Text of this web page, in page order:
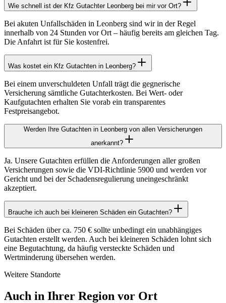
Wie schnell ist der Kfz Gutachter Leonberg bei mir vor Ort?
Bei akuten Unfallschäden in Leonberg sind wir in der Regel
innerhalb von 24 Stunden vor Ort – häufig bereits am gleichen Tag.
Die Anfahrt ist für Sie kostenfrei.
Was kostet ein Kfz Gutachten in Leonberg?
Bei einem unverschuldeten Unfall trägt die gegnerische
Versicherung sämtliche Gutachterkosten. Bei Wert- oder
Kaufgutachten erhalten Sie vorab ein transparentes
Festpreisangebot.
Werden Ihre Gutachten in Leonberg von allen Versicherungen
anerkannt?
Ja. Unsere Gutachten erfüllen die Anforderungen aller großen
Versicherungen sowie die VDI-Richtlinie 5900 und werden vor
Gericht und bei der Schadensregulierung uneingeschränkt
akzeptiert.
Brauche ich auch bei kleineren Schäden ein Gutachten?
Bei Schäden über ca. 750 € sollte unbedingt ein unabhängiges
Gutachten erstellt werden. Auch bei kleineren Schäden lohnt sich
eine Begutachtung, da häufig versteckte Schäden und
Wertminderung übersehen werden.
Weitere Standorte
Auch in Ihrer Region vor Ort